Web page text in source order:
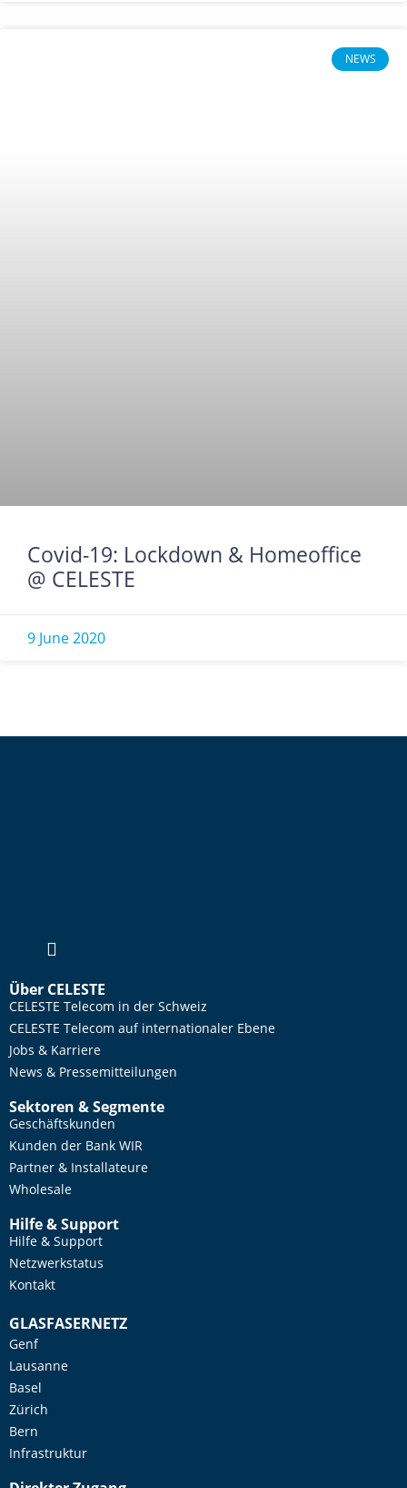
NEWS
Covid-19: Lockdown & Homeoffice
@ CELESTE
9 June 2020
Über CELESTE
CELESTE Telecom in der Schweiz
CELESTE Telecom auf internationaler Ebene
Jobs & Karriere
News & Pressemitteilungen
Sektoren & Segmente
Geschäftskunden
Kunden der Bank WIR
Partner & Installateure
Wholesale
Hilfe & Support
Hilfe & Support
Netzwerkstatus
Kontakt
GLASFASERNETZ
Genf
Lausanne
Basel
Zürich
Bern
Infrastruktur